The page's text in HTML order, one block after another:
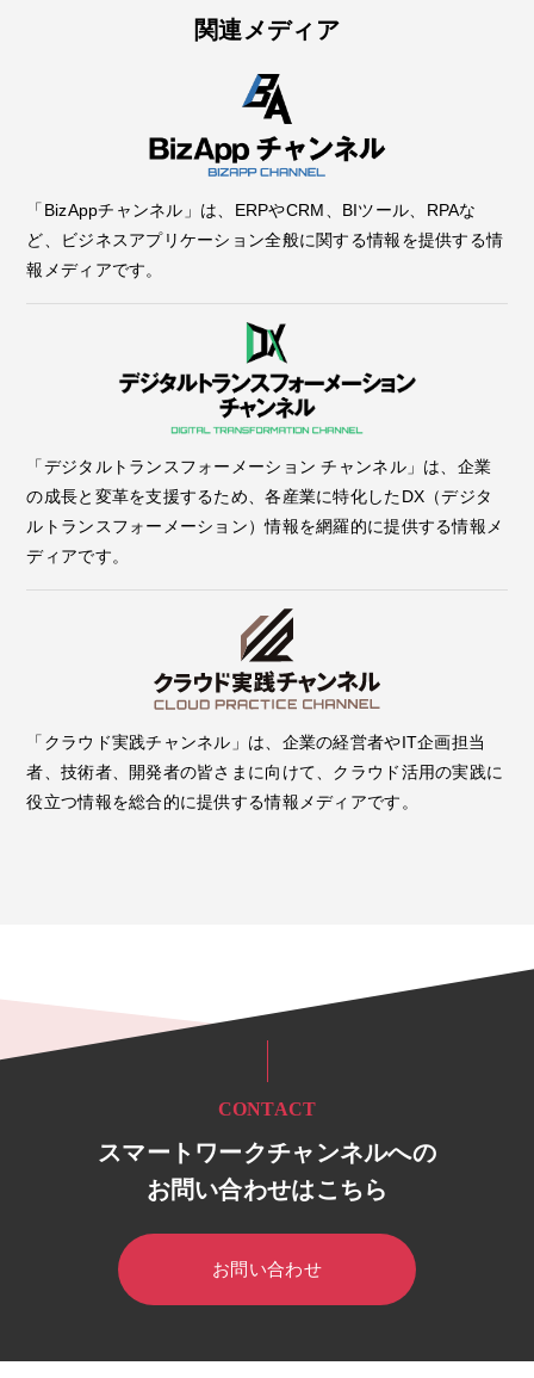
関連メディア
「BizAppチャンネル」は、ERPやCRM、BIツール、RPAな
ど、ビジネスアプリケーション全般に関する情報を提供する情
報メディアです。
「デジタルトランスフォーメーション チャンネル」は、企業
の成長と変革を支援するため、各産業に特化したDX（デジタ
ルトランスフォーメーション）情報を網羅的に提供する情報メ
ディアです。
「クラウド実践チャンネル」は、企業の経営者やIT企画担当
者、技術者、開発者の皆さまに向けて、クラウド活用の実践に
役立つ情報を総合的に提供する情報メディアです。
CONTACT
スマートワークチャンネルへの
お問い合わせはこちら
お問い合わせ